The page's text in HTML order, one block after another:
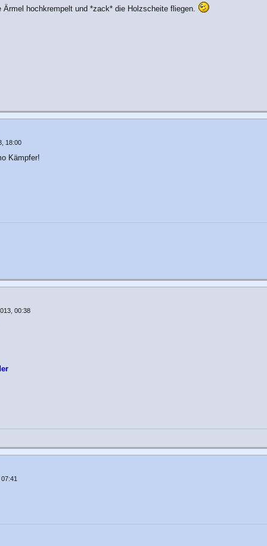
hochkrempelt und *zack* die Holzscheite fliegen.
18:00
Kämpfer!
00:38